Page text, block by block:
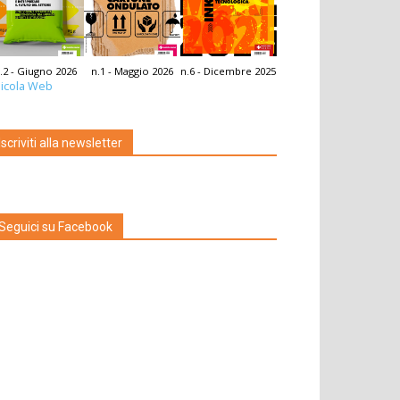
- Giugno 2026 n.1 - Maggio 2026 n.6 - Dicembre 2025
Web
alla newsletter
su Facebook